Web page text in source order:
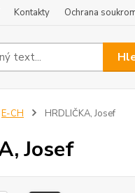
Kontakty Ochrana
E-CH HRDLIČKA, Josef
Josef